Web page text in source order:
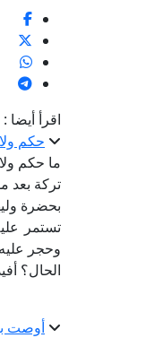
اقرأ أيضا :
حكم
ما حكم
تركة بعد
بحضرة
تستمر
وحجر
الحال؟
أوصت